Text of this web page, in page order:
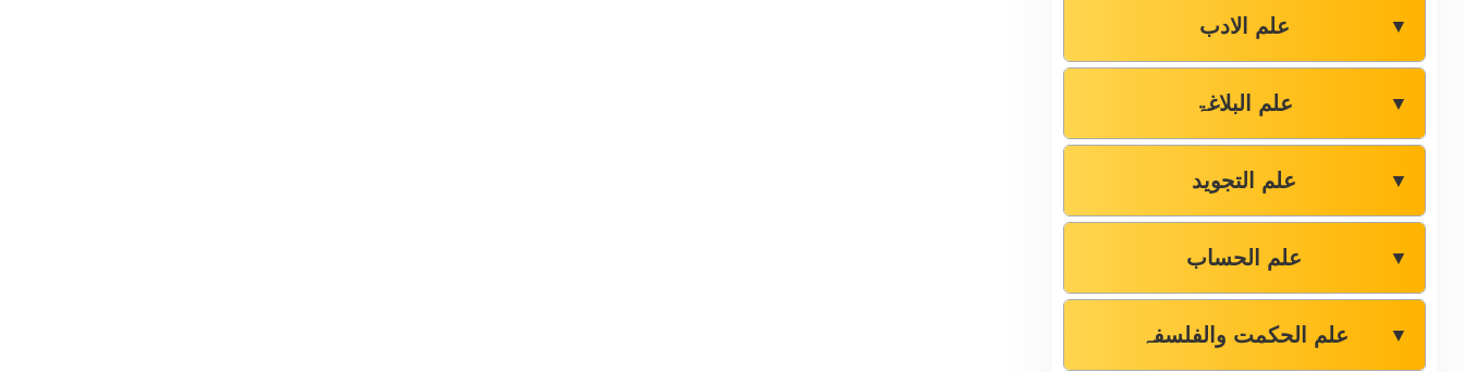
علم الادب ▼
علم البلاغۃ ▼
علم التجوید ▼
علم الحساب ▼
علم الحکمت والفلسفہ ▼